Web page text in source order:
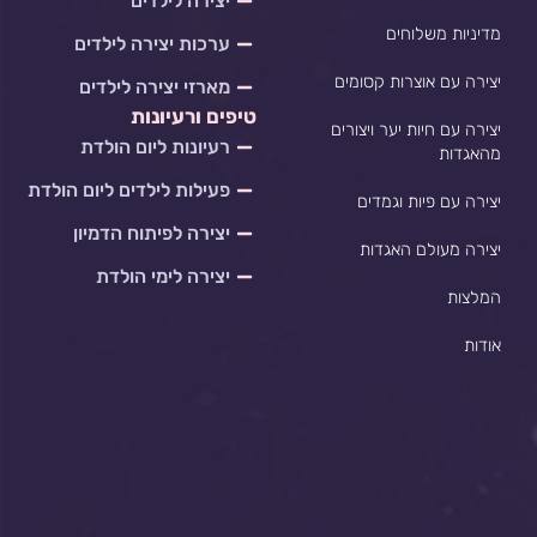
מדיניות משלוחים
יצירה עם אוצרות קסומים
יצירה עם חיות יער ויצורים
מהאגדות
יצירה עם פיות וגמדים
יצירה מעולם האגדות
המלצות
אודות
ערכות יצירה לילדים
מארזי יצירה לילדים
טיפים ורעיונות
רעיונות ליום הולדת
פעילות לילדים ליום הולדת
יצירה לפיתוח הדמיון
יצירה לימי הולדת